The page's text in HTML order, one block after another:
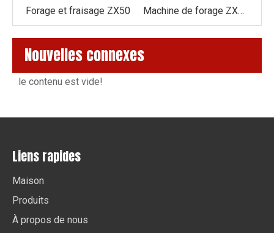
et fraisage ZX50 Machine de forage ZXB5150
Nouvelles connexes
le contenu est vide!
Liens rapides
Maison
Produits
À propos de nous